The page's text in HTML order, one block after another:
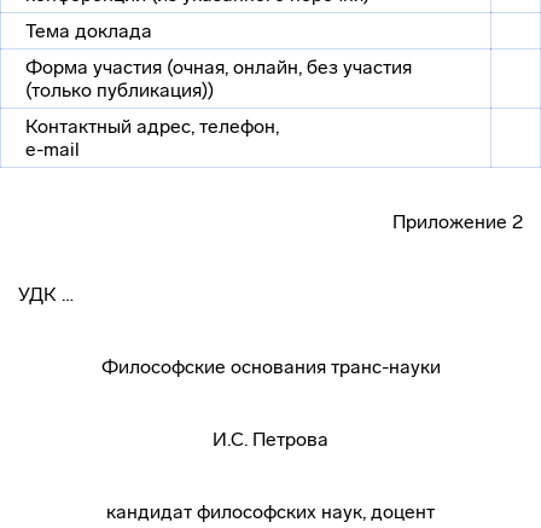
Тема доклада
Форма участия (очная, онлайн, без участия
(только публикация))
Контактный адрес, телефон,
e-mail
Приложение 2
УДК …
Философские основания транс-науки
И.С. Петрова
кандидат философских наук, доцент